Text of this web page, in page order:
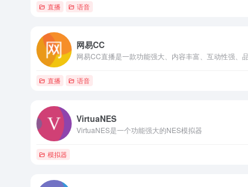
直播 语音
网易CC
直播 语音
VirtuaNES
VirtuaNES是一个功能强大的NES模拟器
模拟器